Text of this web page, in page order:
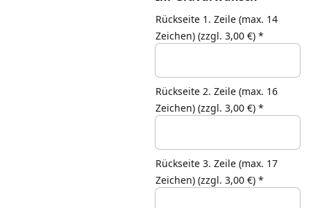
Rückseite 1. Zeile (max. 14
Zeichen) (zzgl. 3,00 €) *
Rückseite 2. Zeile (max. 16
Zeichen) (zzgl. 3,00 €) *
Rückseite 3. Zeile (max. 17
Zeichen) (zzgl. 3,00 €) *